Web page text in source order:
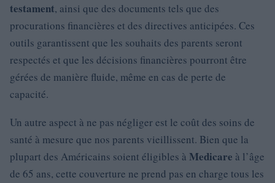
testament, ainsi que des documents tels que des
procurations financières et des directives anticipées. Ces
outils garantissent que les souhaits des parents seront
respectés et que les décisions financières pourront être
gérées de manière fluide, même en cas de perte de
capacité.
Un autre aspect à ne pas négliger est le coût des soins de
santé à mesure que nos parents vieillissent. Bien que la
plupart des Américains soient éligibles à Medicare à l’âge
de 65 ans, cette couverture ne prend pas en charge tous les